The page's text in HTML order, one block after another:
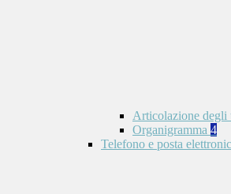
Articolazione degli
Organigramma 4
Telefono e posta